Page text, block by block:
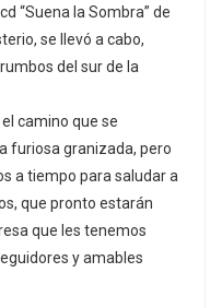
“Suena la Sombra” de
se llevó a cabo,
del sur de la
camino que se
furiosa granizada, pero
a tiempo para saludar a
que pronto estarán
que les tenemos
y amables